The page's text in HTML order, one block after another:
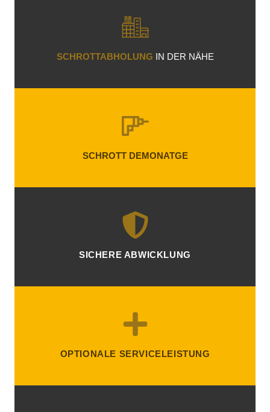
SCHROTTABHOLUNG IN DER NÄHE
SCHROTT DEMONATGE
SICHERE ABWICKLUNG
OPTIONALE SERVICELEISTUNG